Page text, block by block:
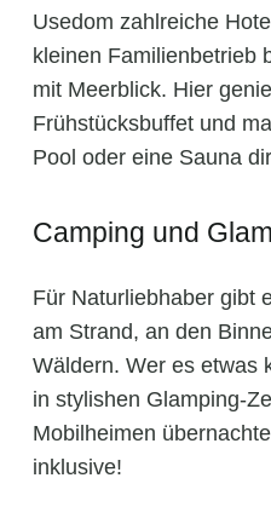
Usedom zahlreiche
kleinen Familienbetrieb
mit Meerblick. Hier
Frühstücksbuffet und
Pool oder eine Sauna
Camping und
Für Naturliebhaber gibt
am Strand, an den
Wäldern. Wer es etwas
in stylishen Glamping-
Mobilheimen
inklusive!